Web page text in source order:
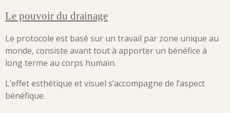
Le pouvoir du drainage
Le protocole est basé sur un travail par zone unique au
monde, consiste avant tout à apporter un bénéfice à
long terme au corps humain.
L’effet esthétique et visuel s’accompagne de l’aspect
bénéfique.